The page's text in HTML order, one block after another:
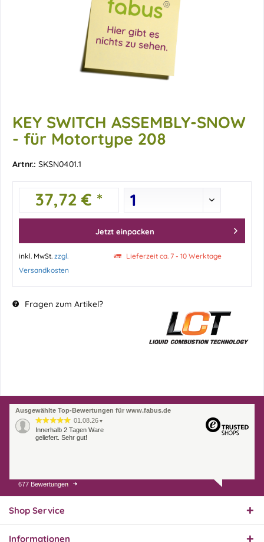
KEY SWITCH ASSEMBLY-SNOW
- für Motortype 208
Artnr.: SKSN0401.1
37,72 € *
Jetzt einpacken
inkl. MwSt. zzgl.
Versandkosten
Lieferzeit ca. 7 - 10 Werktage
Fragen zum Artikel?
Ausgewählte Top-Bewertungen für www.fabus.de
01.08.26 ▼
Innerhalb 2 Tagen Ware
geliefert. Sehr gut!
31.07.26
Super schnelle Lieferung,
hervorragend. Gerne
677 Bewertungen
Shop Service
Informationen